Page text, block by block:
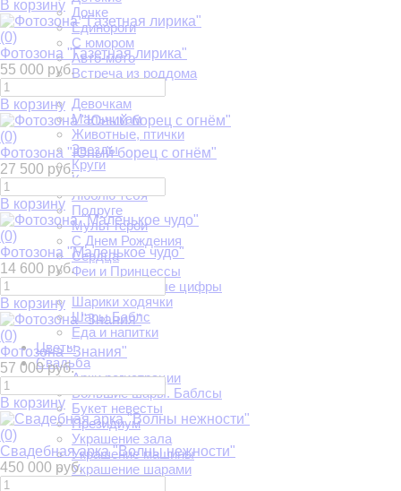
Дочке
Единороги
С юмором
Авто-мото
Встреча из роддома
Девочкам
Мальчикам
Животные, птички
Звезды
Круги
Круги и луна
Люблю тебя
Подруге
Мульт герои
С Днем Рождения
Сердца
Феи и Принцессы
Фольгированные цифры
Шарики ходячки
Шары Баблс
Еда и напитки
Цветы
Свадьба
Арки регистрации
Большие шары. Баблсы
Букет невесты
Президиум
Украшение зала
Украшение машины
Украшение шарами
В корзину
(0)
Фотозона "Газетная лирика"
55 000 руб.
В корзину
(0)
Фотозона "Юный борец с огнём"
27 500 руб.
В корзину
(0)
Фотозона "Маленькое чудо"
14 600 руб.
В корзину
(0)
Фотозона "Знания"
57 000 руб.
В корзину
(0)
Свадебная арка "Волны нежности"
450 000 руб.